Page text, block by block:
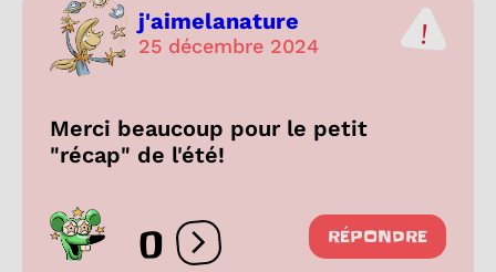
j'aimelanature
25 décembre 2024
Merci beaucoup pour le petit
"récap" de l'été!
0 Ouvrir les réactions
RÉPONDRE